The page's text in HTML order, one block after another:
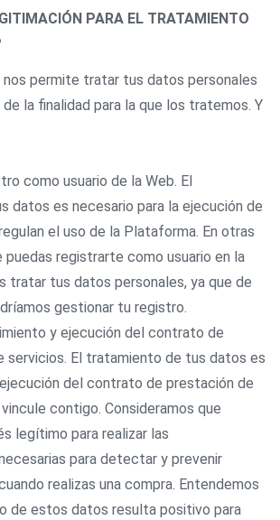
PARA EL TRATAMIENTO
nos permite tratar tus datos personales
la finalidad para la que los tratemos. Y
como usuario de la Web. El
datos es necesario para la ejecución de
el uso de la Plataforma. En otras
puedas registrarte como usuario en la
tratar tus datos personales, ya que de
gestionar tu registro.
y ejecución del contrato de
servicios. El tratamiento de tus datos es
del contrato de prestación de
contigo. Consideramos que
legítimo para realizar las
para detectar y prevenir
realizas una compra. Entendemos
de estos datos resulta positivo para